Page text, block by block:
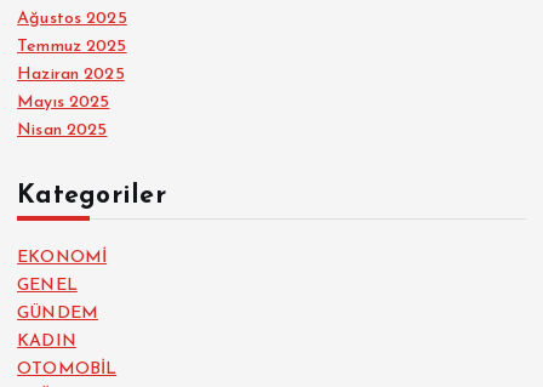
Ağustos 2025
Temmuz 2025
Haziran 2025
Mayıs 2025
Nisan 2025
Kategoriler
EKONOMİ
GENEL
GÜNDEM
KADIN
OTOMOBİL